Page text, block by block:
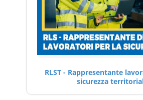
RLST - Rappresentante
sicurezza